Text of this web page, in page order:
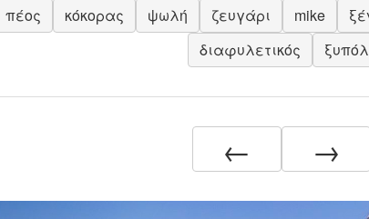
πέος
κόκορας ψωλή ζευγάρι mike
διαφυλετικός
← →